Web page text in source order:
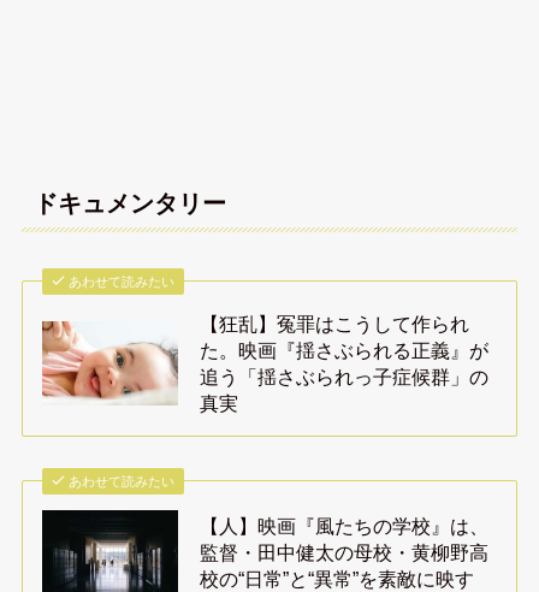
ドキュメンタリー
あわせて読みたい
【狂乱】冤罪はこうして作られ
た。映画『揺さぶられる正義』が
追う「揺さぶられっ子症候群」の
真実
あわせて読みたい
【人】映画『風たちの学校』は、
監督・田中健太の母校・黄柳野高
校の“日常”と“異常”を素敵に映す